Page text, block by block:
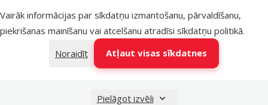
Vairāk informācijas par sīkdatņu izmantošanu, pārvaldīšanu,
piekrišanas mainīšanu vai atcelšanu atradīsi sīkdatņu politikā.
Noraidīt
Atļaut visas sīkdatnes
Pielāgot izvēli